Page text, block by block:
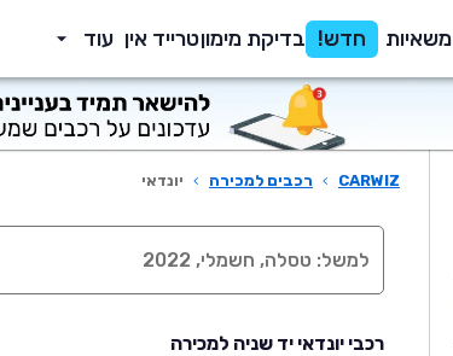
משאיות חדש! בדיקת מימוןטרייד אין עוד
CARWIZ
› רכבים למכירה › יונדאי
רכבי יונדאי יד שניה למכירה